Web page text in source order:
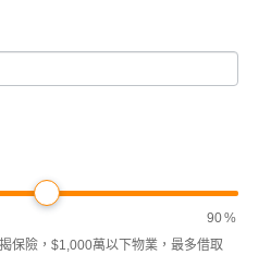
90%
保險，$1,000萬以下物業，最多借取